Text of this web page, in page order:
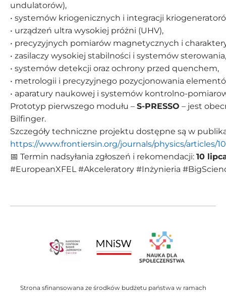
undulatorów),
• systemów kriogenicznych i integracji
• urządzeń ultra wysokiej próżni (UHV),
• precyzyjnych pomiarów magnetycznych i
• zasilaczy wysokiej stabilności i systemów sterowania,
• systemów detekcji oraz ochrony przed quenchem,
• metrologii i precyzyjnego pozycjonowania
• aparatury naukowej i systemów kontrolno-
Prototyp pierwszego modułu – S-PRESSO – jest
Bilfinger.
Szczegóły techniczne projektu dostępne są w
https://www.frontiersin.org/journals/physics/articles/
📅 Termin nadsyłania zgłoszeń i rekomendacji: 10
#EuropeanXFEL #Akceleratory #Inżynieria
Strona sfinansowana ze środków budżetu państwa w ramach